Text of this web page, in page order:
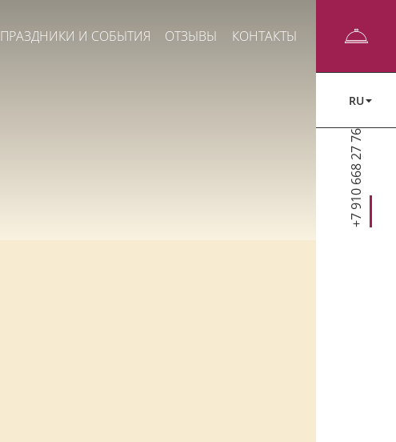
RU
+7 910 668 27 76
ПРАЗДНИКИ И СОБЫТИЯ ОТЗЫВЫ КОНТАКТЫ